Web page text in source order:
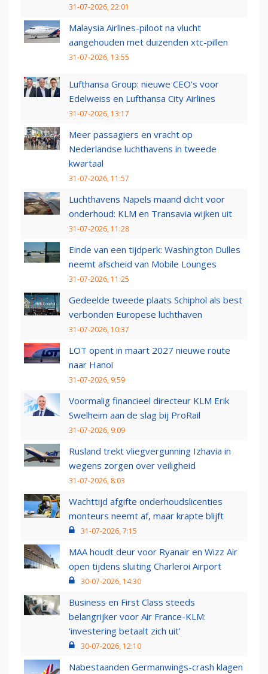
31-07-2026, 22:01
Malaysia Airlines-piloot na vlucht
aangehouden met duizenden xtc-pillen
31-07-2026, 13:55
Lufthansa Group: nieuwe CEO’s voor
Edelweiss en Lufthansa City Airlines
31-07-2026, 13:17
Meer passagiers en vracht op
Nederlandse luchthavens in tweede
kwartaal
31-07-2026, 11:57
Luchthavens Napels maand dicht voor
onderhoud: KLM en Transavia wijken uit
31-07-2026, 11:28
Einde van een tijdperk: Washington Dulles
neemt afscheid van Mobile Lounges
31-07-2026, 11:25
Gedeelde tweede plaats Schiphol als best
verbonden Europese luchthaven
31-07-2026, 10:37
LOT opent in maart 2027 nieuwe route
naar Hanoi
31-07-2026, 9:59
Voormalig financieel directeur KLM Erik
Swelheim aan de slag bij ProRail
31-07-2026, 9:09
Rusland trekt vliegvergunning Izhavia in
wegens zorgen over veiligheid
31-07-2026, 8:03
Wachttijd afgifte onderhoudslicenties
monteurs neemt af, maar krapte blijft
31-07-2026, 7:15
MAA houdt deur voor Ryanair en Wizz Air
open tijdens sluiting Charleroi Airport
30-07-2026, 14:30
Business en First Class steeds
belangrijker voor Air France-KLM:
‘investering betaalt zich uit’
30-07-2026, 12:10
Nabestaanden Germanwings-crash klagen